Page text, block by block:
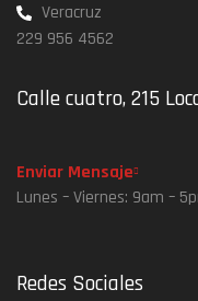
Veracruz
229 956 4562
Calle cuatro, 215
Enviar Mensaje
Lunes – Viernes: 9am –
Redes Sociales